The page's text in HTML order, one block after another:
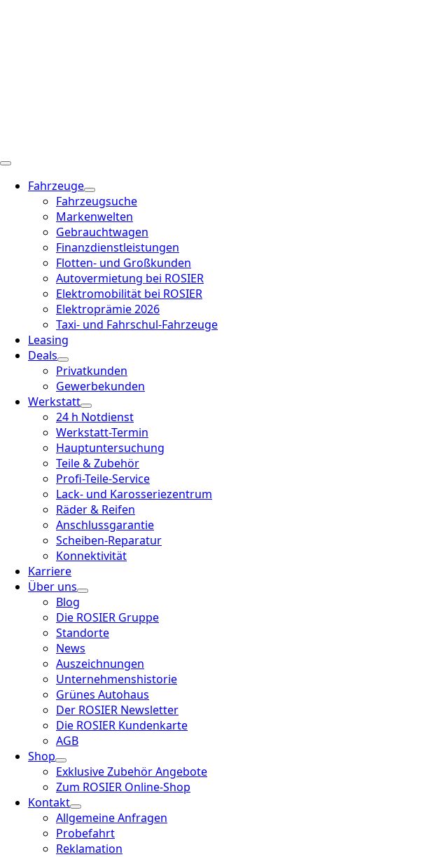
Fahrzeuge
Fahrzeugsuche
Markenwelten
Gebrauchtwagen
Finanzdienstleistungen
Flotten- und Großkunden
Autovermietung bei ROSIER
Elektromobilität bei ROSIER
Elektroprämie 2026
Taxi- und Fahrschul-Fahrzeuge
Leasing
Deals
Privatkunden
Gewerbekunden
Werkstatt
24 h Notdienst
Werkstatt-Termin
Hauptuntersuchung
Teile & Zubehör
Profi-Teile-Service
Lack- und Karosseriezentrum
Räder & Reifen
Anschlussgarantie
Scheiben-Reparatur
Konnektivität
Karriere
Über uns
Blog
Die ROSIER Gruppe
Standorte
News
Auszeichnungen
Unternehmenshistorie
Grünes Autohaus
Der ROSIER Newsletter
Die ROSIER Kundenkarte
AGB
Shop
Exklusive Zubehör Angebote
Zum ROSIER Online-Shop
Kontakt
Allgemeine Anfragen
Probefahrt
Reklamation